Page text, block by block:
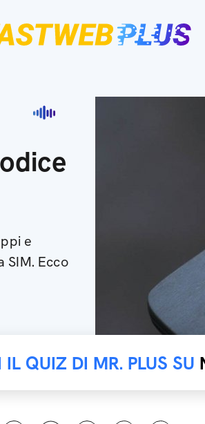
e
SIM. Ecco
QUIZ DI MR. PLUS SU